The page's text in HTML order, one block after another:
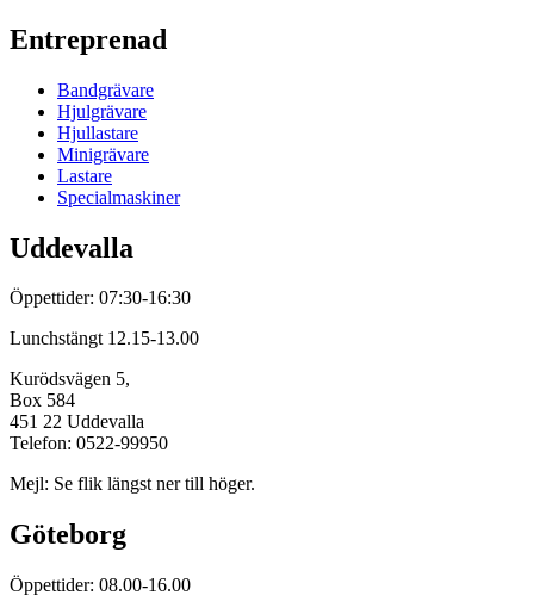
Entreprenad
Bandgrävare
Hjulgrävare
Hjullastare
Minigrävare
Lastare
Specialmaskiner
Uddevalla
Öppettider: 07:30-16:30
Lunchstängt 12.15-13.00
Kurödsvägen 5,
Box 584
451 22 Uddevalla
Telefon: 0522-99950
Mejl: Se flik längst ner till höger.
Göteborg
Öppettider: 08.00-16.00